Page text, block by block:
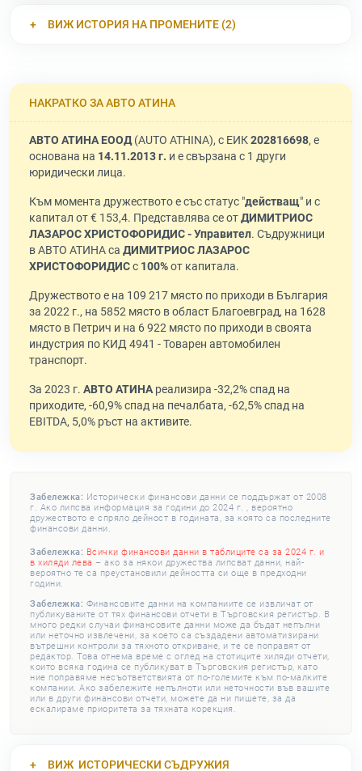
ВИЖ ИСТОРИЯ НА ПРОМЕНИТЕ (2)
НАКРАТКО ЗА АВТО АТИНА
АВТО АТИНА ЕООД(AUTO ATHINA), с ЕИК202816698, е
основана на 14.11.2013 г. и е свързана с 1 други
юридически лица.
Към момента дружеството е със статус "действащ" и с
капитал от € 153,4. Представлява се отДИМИТРИОС
ЛАЗАРОС ХРИСТОФОРИДИС - Управител. Съдружници
в АВТО АТИНА са ДИМИТРИОС ЛАЗАРОС
ХРИСТОФОРИДИСс 100%от капитала.
Дружеството е на 109 217 място по приходи в България
за 2022 г., на 5852 място в област Благоевград, на 1628
място в Петрич и на 6 922 място по приходи в своята
индустрия по КИД 4941 - Товарен автомобилен
транспорт.
За 2023 г. АВТО АТИНАреализира -32,2% спад на
приходите, -60,9% спад на печалбата, -62,5% спад на
EBITDA, 5,0% ръст на активите.
Забележка: Исторически финансови данни се поддържат от 2008
г. Ако липсва информация за години до 2024 г. , вероятно
дружеството е спряло дейност в годината, за която са последните
финансови данни.
Забележка: Всички финансови данни в таблиците са за 2024 г. и
в хиляди лева – ако за някои дружества липсват данни, най-
вероятно те са преустановили дейността си още в предходни
години.
Забележка: Финансовите данни на компаниите се извличат от
публикуваните от тях финансови отчети в Търговския регистър. В
много редки случаи финансовите данни може да бъдат непълни
или неточно извлечени, за което са създадени автоматизирани
вътрешни контроли за тяхното откриване, и те се поправят от
редактор. Това отнема време с оглед на стотиците хиляди отчети,
които всяка година се публикуват в Търговския регистър, като
ние поправяме несъответствията от по-големите към по-малките
компании. Ако забележите непълноти или неточности във вашите
или в други финансови отчети, можете да ни пишете, за да
ескалираме приоритета за тяхната корекция.
ВИЖ ИСТОРИЧЕСКИ СЪДРУЖИЯ